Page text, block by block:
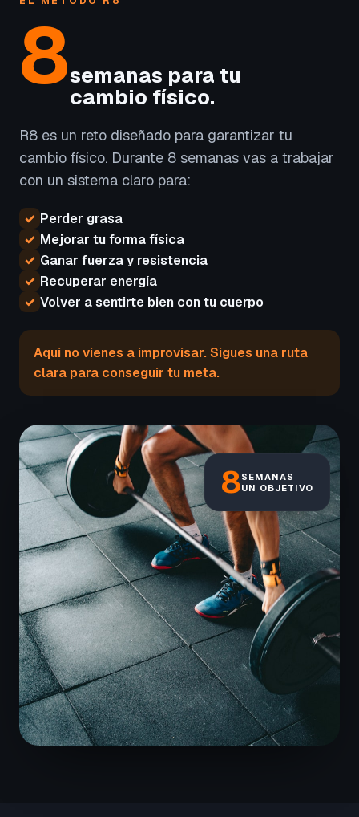
8semanas para tu
cambio físico.
R8 es un reto diseñado para garantizar tu
cambio físico. Durante 8 semanas vas a trabajar
con un sistema claro para:
✓ Perder grasa
✓ Mejorar tu forma física
✓ Ganar fuerza y resistencia
✓ Recuperar energía
✓ Volver a sentirte bien con tu cuerpo
Aquí no vienes a improvisar. Sigues una ruta
clara para conseguir tu meta.
8SEMANAS
UN OBJETIVO